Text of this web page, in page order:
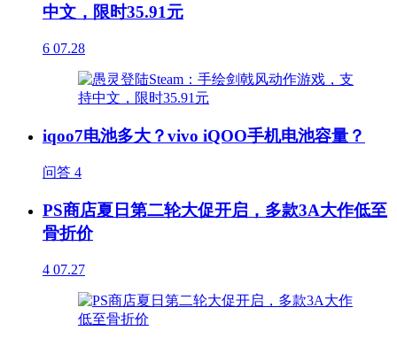
中文，限时35.91元
6 07.28
iqoo7电池多大？vivo iQOO手机电池容量？
问答 4
PS商店夏日第二轮大促开启，多款3A大作低至
骨折价
4 07.27